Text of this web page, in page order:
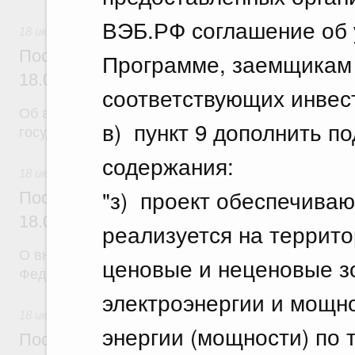
ВЭБ.РФ соглашение об
Программе,
соответствующих
в) пункт 9 дополнить
содержания:
"з) проект
реализуется на
ценовые и неценовые
электроэнергии и
энергии (мощности) по
Постановление Правительства
18.07.2026 г. № 904
государственных контрактов
Постановление Правительства
18.07.2026 г. № 909
Федерации от 17 февраля 2024 г. № 179
Постановление Правительства